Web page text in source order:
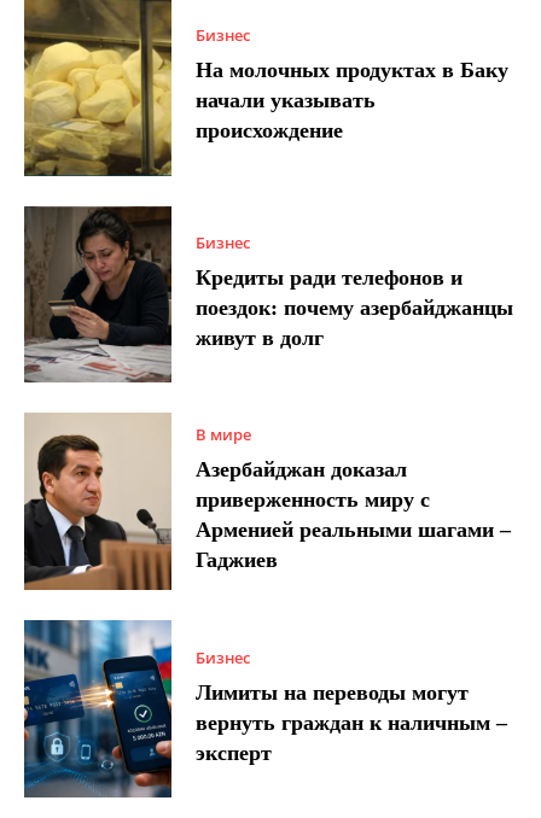
Бизнес
На молочных продуктах в Баку
начали указывать
происхождение
Бизнес
Кредиты ради телефонов и
поездок: почему азербайджанцы
живут в долг
В мире
Азербайджан доказал
приверженность миру с
Арменией реальными шагами –
Гаджиев
Бизнес
Лимиты на переводы могут
вернуть граждан к наличным –
эксперт